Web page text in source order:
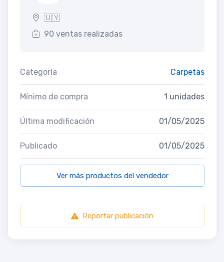
🇺🇾
90 ventas realizadas
Categoría Carpetas
Mínimo de compra 1 unidades
Última modificación 01/05/2025
Publicado 01/05/2025
Ver más productos del vendedor
Reportar publicación